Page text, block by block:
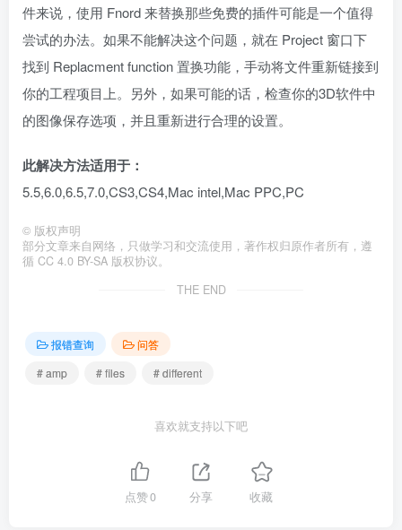
件来说，使用 Fnord 来替换那些免费的插件可能是一个值得
尝试的办法。如果不能解决这个问题，就在 Project 窗口下
找到 Replacment function 置换功能，手动将文件重新链接到
你的工程项目上。另外，如果可能的话，检查你的3D软件中
的图像保存选项，并且重新进行合理的设置。
此解决方法适用于：
5.5,6.0,6.5,7.0,CS3,CS4,Mac intel,Mac PPC,PC
© 版权声明
部分文章来自网络，只做学习和交流使用，著作权归原作者所有，遵
循 CC 4.0 BY-SA 版权协议。
THE END
报错查询
问答
# amp
# files # different
喜欢就支持以下吧
点赞0 分享 收藏